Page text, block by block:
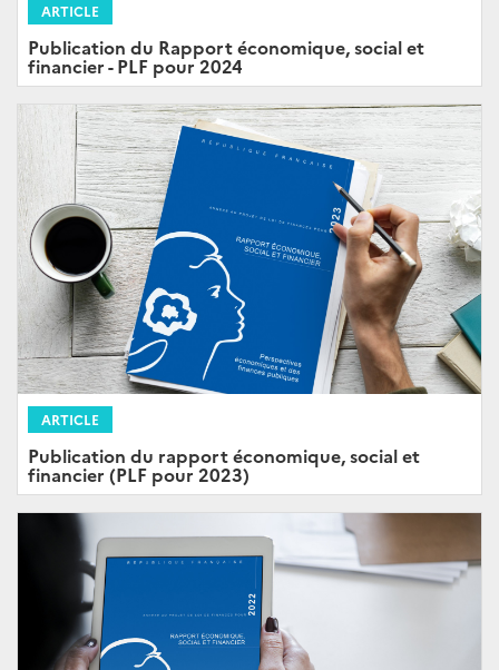
ARTICLE
Publication du Rapport économique, social et
financier - PLF pour 2024
ARTICLE
Publication du rapport économique, social et
financier (PLF pour 2023)